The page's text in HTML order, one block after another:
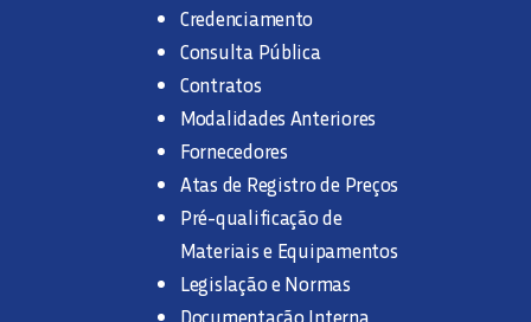
Credenciamento
Consulta Pública
Contratos
Modalidades Anteriores
Fornecedores
Atas de Registro de Preços
Pré-qualificação de
Materiais e Equipamentos
Legislação e Normas
Documentação Interna